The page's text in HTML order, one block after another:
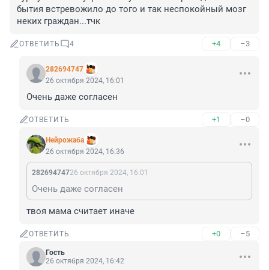
бытия встревожило до того и так неспокойный мозг
неких граждан...тчк
ОТВЕТИТЬ 4 +4 –3
282694747
26 октября 2024, 16:01
Очень даже согласен
ОТВЕТИТЬ +1 –0
Нейрожаба
26 октября 2024, 16:36
28269474726 октября 2024, 16:01
Очень даже согласен
твоя мама считает иначе
ОТВЕТИТЬ +0 –5
Гость
26 октября 2024, 16:42